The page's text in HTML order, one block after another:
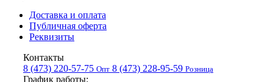
Доставка и оплата
Публичная оферта
Реквизиты
Контакты
8 (473) 220-57-75 Опт 8 (473) 228-95-59 Розница
График работы: